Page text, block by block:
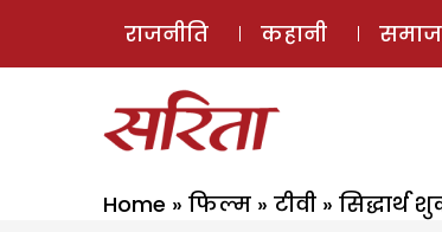
राजनीति कहानी समाज
Home » फिल्म » टीवी » सिद्धार्थ